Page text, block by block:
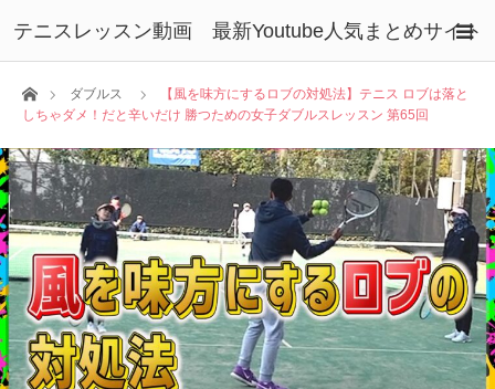
テニスレッスン動画 最新Youtube人気まとめサイト
ホームダブルス
【風を味方にするロブの対処法】テニス ロブは落と
しちゃダメ！だと辛いだけ 勝つための女子ダブルスレッスン 第65回